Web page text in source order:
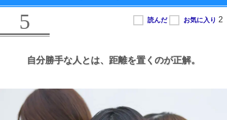
5
自分勝手な人とは、 距離を置くのが正解。